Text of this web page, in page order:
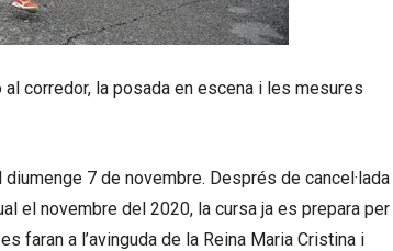
corredor, la posada en escena i les mesures
7 de novembre. Després de cancel·lada
el novembre del 2020, la cursa ja es prepara per
faran a l’avinguda de la Reina Maria Cristina i